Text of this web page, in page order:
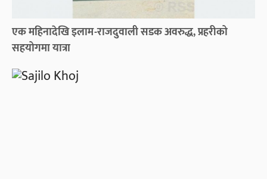
एक महिनादेखि इलाम-राजदुवाली सडक अवरुद्ध, प्रहरीको
सहयोगमा यात्रा